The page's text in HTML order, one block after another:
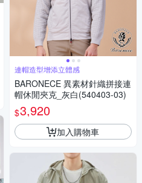
連帽造型增添立體感
BARONECE 異素材針織拼接連
帽休閒夾克_灰白(540403-03)
$3,920
加入購物車